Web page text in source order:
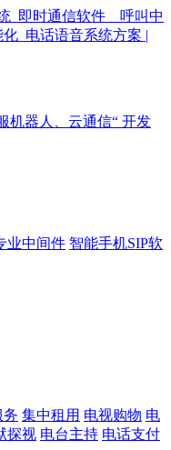
机器人、云通信“ 开发
业中间件 智能手机SIP软
务 集中租用 电视购物 电
探视 电台主持 电话支付